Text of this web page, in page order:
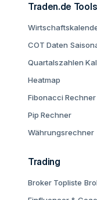
Traden.de Tools
COT Daten
Quartalszahlen
Heatmap
Fibonacci Rechner
Pip Rechner
Währungsrechner
Trading
Broker Topliste